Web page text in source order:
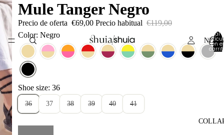
NEW
Total
en el
0
Mule Tanger Negro
Precio de oferta €69,00 Precio habitual €119,00
Color: Negro
Shoe size: 36
36 37 38 39 40 41